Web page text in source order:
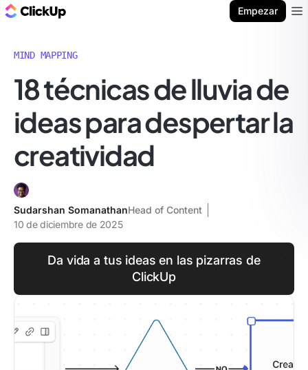
Empezar
MIND MAPPING
18 técnicas de lluvia de
ideas para despertar la
creatividad
Sudarshan SomanathanHead of Content
10 de diciembre de 2025
Da vida a tus ideas en las pizarras de
ClickUp